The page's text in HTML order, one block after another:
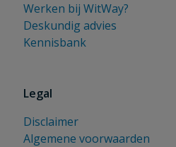
Werken bij WitWay?
Deskundig advies
Kennisbank
Legal
Disclaimer
Algemene voorwaarden